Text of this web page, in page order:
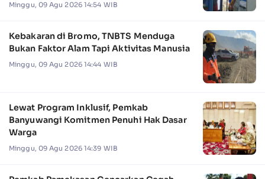
Minggu, 09 Agu 2026 14:54 WIB
Kebakaran di Bromo, TNBTS Menduga
Bukan Faktor Alam Tapi Aktivitas Manusia
Minggu, 09 Agu 2026 14:44 WIB
Lewat Program Inklusif, Pemkab
Banyuwangi Komitmen Penuhi Hak Dasar
Warga
Minggu, 09 Agu 2026 14:39 WIB